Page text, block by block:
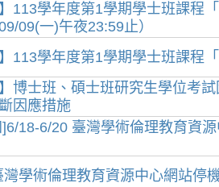
】113學年度第1學期學士班課程
09(一)午夜23:59止）
】113學年度第1學期學士班課程
】博士班、碩士班研究生學位考
因應措施
18-6/20 臺灣學術倫理教育資
灣學術倫理教育資源中心網站停